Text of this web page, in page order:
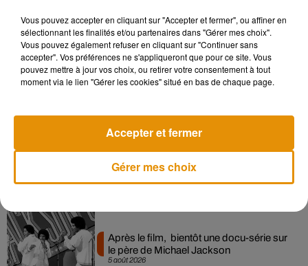
Une publication partagée par Miss France Officiel (@missfranceoff)
Musique
5 août 2026
Après le film, bientôt une docu-série sur
le père de Michael Jackson
Vous pouvez accepter en cliquant sur "Accepter et fermer", ou affiner en
sélectionnant les finalités et/ou partenaires dans "Gérer mes choix".
Vous pouvez également refuser en cliquant sur "Continuer sans
accepter". Vos préférences ne s'appliqueront que pour ce site. Vous
pouvez mettre à jour vos choix, ou retirer votre consentement à tout
moment via le lien "Gérer les cookies" situé en bas de chaque page.
Gérer mes choix
Accepter et fermer